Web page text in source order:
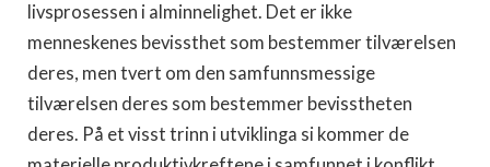
livsprosessen i alminnelighet. Det er ikke
menneskenes bevissthet som bestemmer tilværelsen
deres, men tvert om den samfunnsmessige
tilværelsen deres som bestemmer bevisstheten
deres. På et visst trinn i utviklinga si kommer de